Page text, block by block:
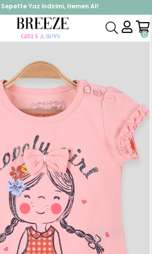
Sepette Yaz İndirimi, Hemen Al!
ek %10 İndirimi Kap, Hemen Üye Ol!
0
Üst Giyim Tişört